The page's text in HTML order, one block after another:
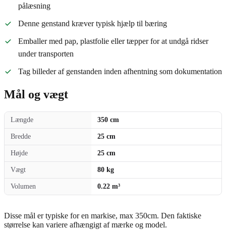
pålæsning
Denne genstand kræver typisk hjælp til bæring
Emballer med pap, plastfolie eller tæpper for at undgå ridser
under transporten
Tag billeder af genstanden inden afhentning som dokumentation
Mål og vægt
Længde 350 cm
Bredde 25 cm
Højde 25 cm
Vægt 80 kg
Volumen 0.22 m³
Disse mål er typiske for en markise, max 350cm. Den faktiske
størrelse kan variere afhængigt af mærke og model.